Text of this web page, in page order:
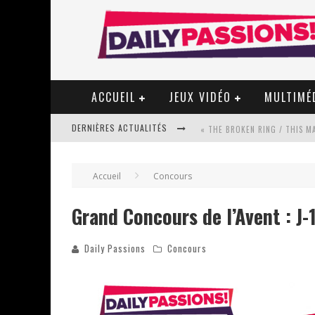
ACCUEIL JEUX VIDÉO
DERNIÈRES ACTUALITÉS
STAR FOX
PSYRIVER 2026 : LA MAGIE
Accueil Concours
Grand Concours de l’Avent : J-1
Daily Passions Concours